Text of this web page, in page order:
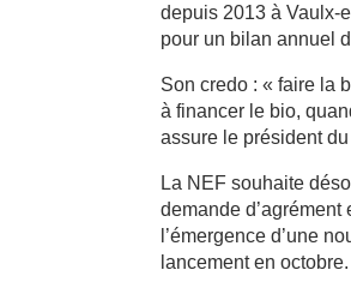
depuis 2013 à Vaulx-
pour un bilan annuel
Son credo : « faire la
à financer le bio,
assure le président
La NEF souhaite
demande
l’émergence d’une
lancement en octobre.